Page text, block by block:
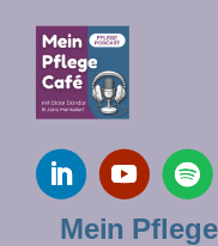
Mein